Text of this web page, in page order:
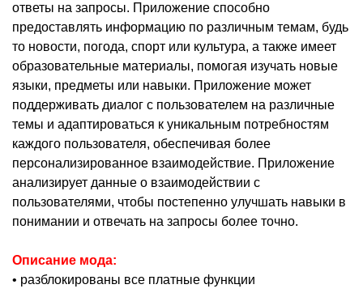
ответы на запросы. Приложение способно
предоставлять информацию по различным темам, будь
то новости, погода, спорт или культура, а также имеет
образовательные материалы, помогая изучать новые
языки, предметы или навыки. Приложение может
поддерживать диалог с пользователем на различные
темы и адаптироваться к уникальным потребностям
каждого пользователя, обеспечивая более
персонализированное взаимодействие. Приложение
анализирует данные о взаимодействии с
пользователями, чтобы постепенно улучшать навыки в
понимании и отвечать на запросы более точно.
Описание мода:
• разблокированы все платные функции